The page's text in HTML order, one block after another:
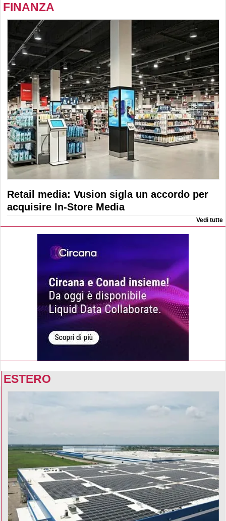
FINANZA
Retail media: Vusion sigla un accordo per
acquisire In-Store Media
Vedi tutte
ESTERO